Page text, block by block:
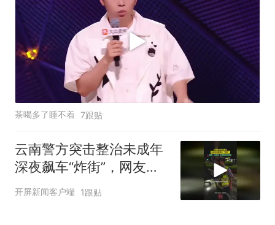
茶喝多了睡不着 7跟贴
云南警方突击整治未成年
深夜飙车“炸街”，网友：
抓得好！为警察叔叔点赞
开屏新闻客户端 1跟贴